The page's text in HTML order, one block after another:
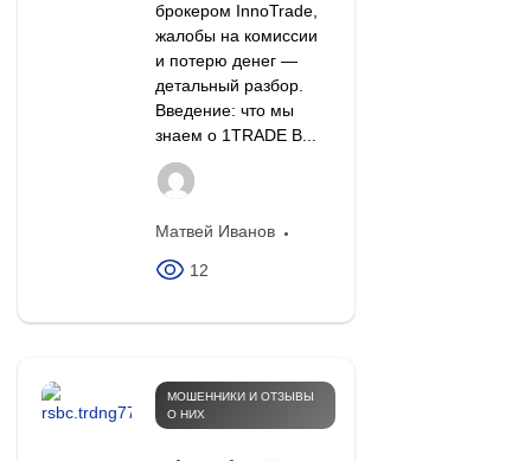
брокером InnoTrade,
жалобы на комиссии
и потерю денег —
детальный разбор.
Введение: что мы
знаем о 1TRADE В...
Матвей Иванов
12
МОШЕННИКИ И ОТЗЫВЫ
О НИХ